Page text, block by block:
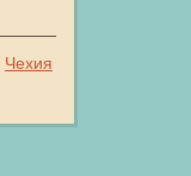
Чехия